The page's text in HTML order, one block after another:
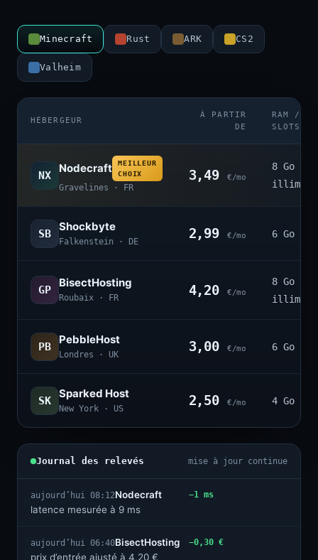
Minecraft Rust ARK CS2
Valheim
HÉBERGEUR
À PARTIR
DE
RAM /
SLOTS
NX
Nodecraft
MEILLEUR
CHOIX
Gravelines · FR
3,49 €/mo
8 Go ·
SB
Shockbyte
Falkenstein · DE
2,99 €/mo 6 Go ·
GP
BisectHosting
Roubaix · FR 4,20 €/mo
8 Go ·
PB
PebbleHost
Londres · UK
3,00 €/mo 6 Go ·
SK
Sparked Host
New York · US
2,50 €/mo 4 Go ·
Journal des relevés mise à jour continue
aujourd’hui 08:12Nodecraft
latence mesurée à 9 ms
−1 ms
aujourd’hui 06:40BisectHosting
prix d’entrée ajusté à 4,20 €
−0,30 €